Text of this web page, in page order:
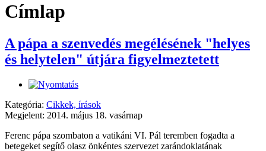
Címlap
A pápa a szenvedés megélésének "helyes
és helytelen" útjára figyelmeztetett
Kategória: Cikkek, írások
Megjelent: 2014. május 18. vasárnap
Ferenc pápa szombaton a vatikáni VI. Pál teremben fogadta a
betegeket segítő olasz önkéntes szervezet zarándoklatának